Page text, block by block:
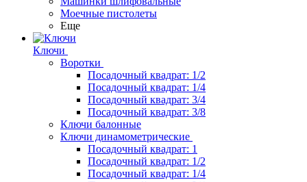
Моечные пистолеты
Еще
Ключи
Воротки
Посадочный квадрат: 1/2
Посадочный квадрат: 1/4
Посадочный квадрат: 3/4
Посадочный квадрат: 3/8
Ключи балонные
Ключи динамометрические
Посадочный квадрат: 1
Посадочный квадрат: 1/2
Посадочный квадрат: 1/4